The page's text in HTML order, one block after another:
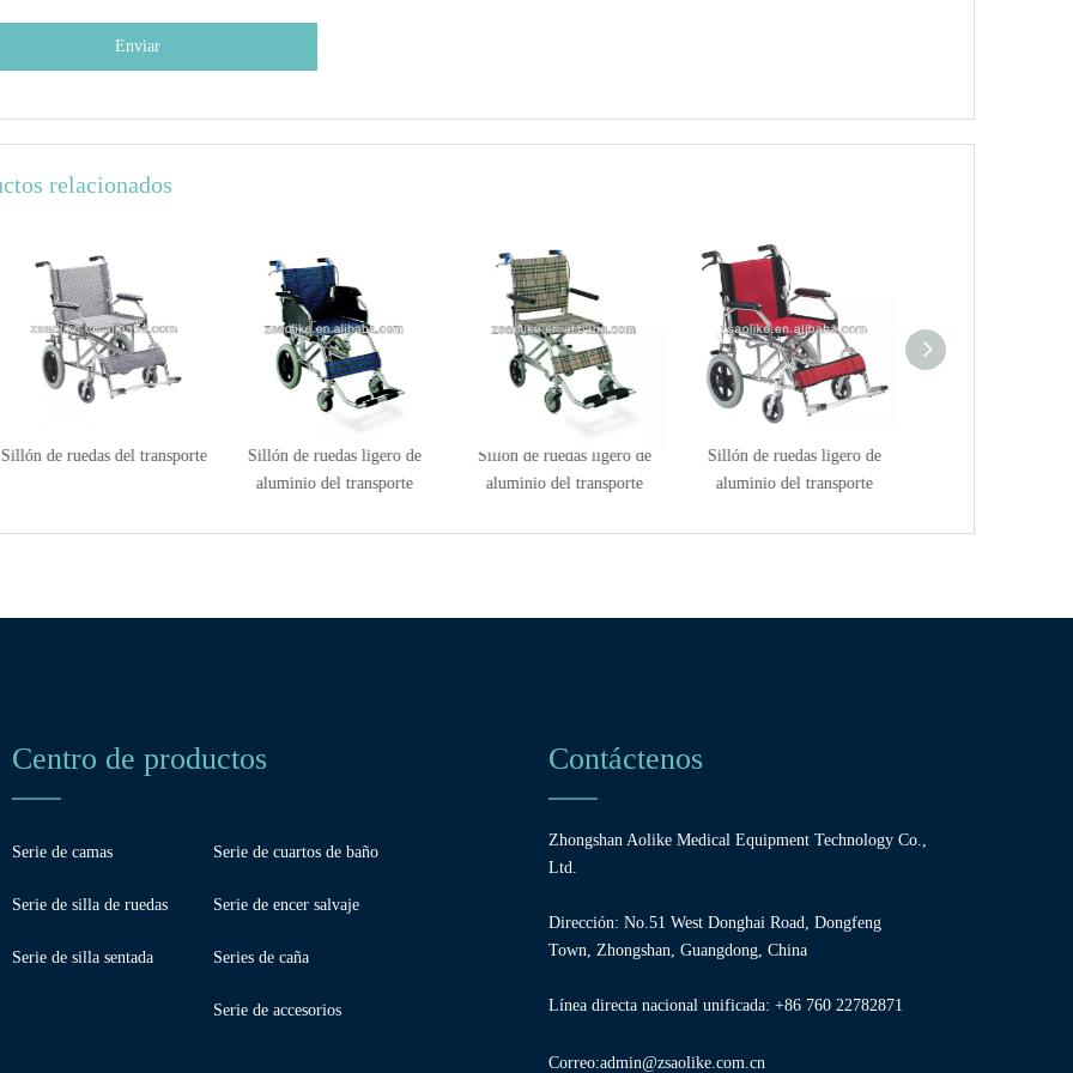
Enviar
relacionados
Sillón de ruedas del transporte
Sillón de ruedas ligero de
aluminio del transporte
Sillón de ruedas ligero de
aluminio del transporte
Sillón de ruedas ligero de
aluminio del transporte
Centro de productos
Serie de camas
Serie de silla de ruedas
Serie de silla sentada
Serie de cuartos de baño
Serie de encer salvaje
Series de caña
Serie de accesorios
Contáctenos
Zhongshan Aolike Medical Equipment Technology Co.,
Ltd.
Dirección: No.51 West Donghai Road, Dongfeng
Town, Zhongshan, Guangdong, China
Línea directa nacional unificada: +86 760 22782871
Correo:admin@zsaolike.com.cn